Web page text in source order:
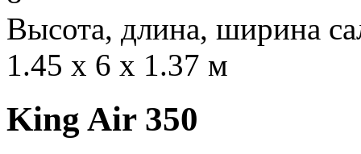
Высота, длина, ширина
1.45 x 6 x 1.37 м
King Air 350